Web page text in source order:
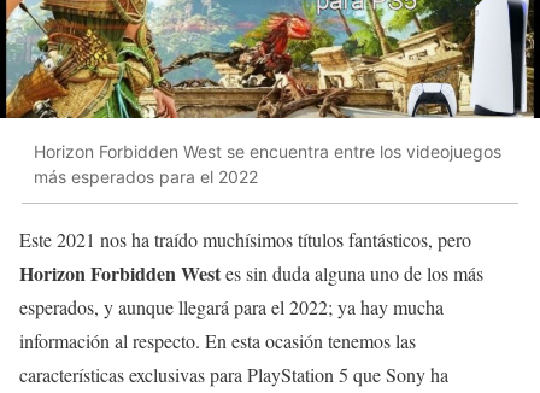
Horizon Forbidden West se encuentra entre los videojuegos
más esperados para el 2022
Este 2021 nos ha traído muchísimos títulos fantásticos, pero
Horizon Forbidden Westes sin duda alguna uno de los más
esperados, y aunque llegará para el 2022; ya hay mucha
información al respecto. En esta ocasión tenemos las
características exclusivas para PlayStation 5 que Sony ha